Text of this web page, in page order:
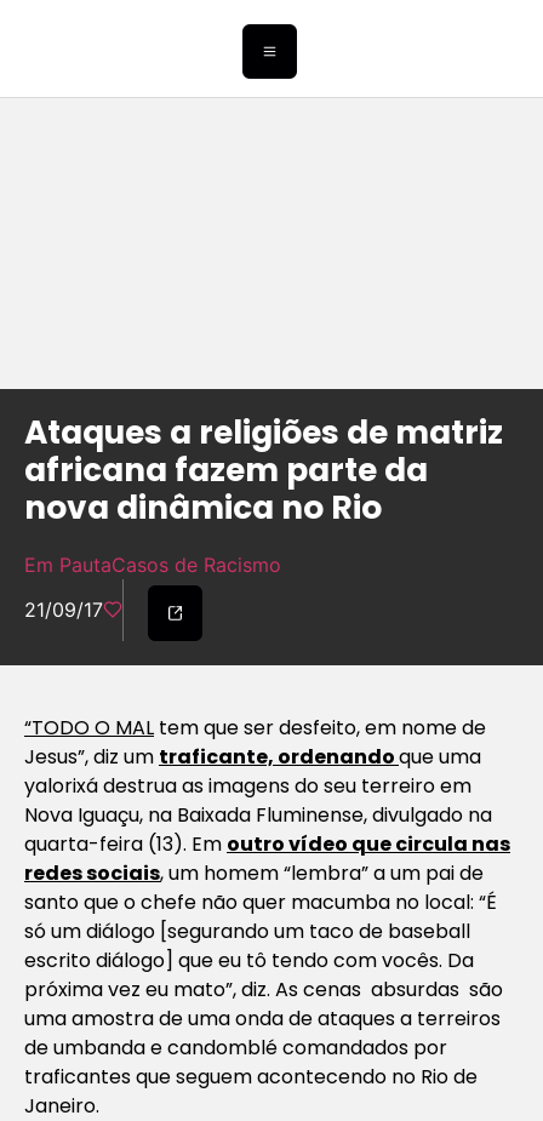
Ataques a religiões de matriz
africana fazem parte da
nova dinâmica no Rio
Em PautaCasos de Racismo
21/09/17
“TODO O MAL tem que ser desfeito, em nome de
Jesus”, diz um traficante, ordenandoque uma
yalorixá destrua as imagens do seu terreiro em
Nova Iguaçu, na Baixada Fluminense, divulgado na
quarta-feira (13). Em outro vídeo que circula nas
redes sociais, um homem “lembra” a um pai de
santo que o chefe não quer macumba no local: “É
só um diálogo [segurando um taco de baseball
escrito diálogo] que eu tô tendo com vocês. Da
próxima vez eu mato”, diz. As cenas absurdas são
uma amostra de uma onda de ataques a terreiros
de umbanda e candomblé comandados por
traficantes que seguem acontecendo no Rio de
Janeiro.